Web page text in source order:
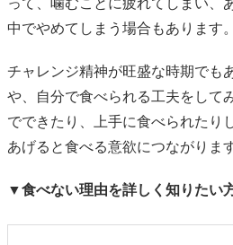
中でやめてしまう場合もあります。
チャレンジ精神が旺盛な時期でも
や、自分で食べられる工夫をして
でできたり、上手に食べられたり
あげると食べる意欲につながります
▼食べない理由を詳しく知りたい